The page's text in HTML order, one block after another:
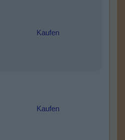
Kaufen
Kaufen